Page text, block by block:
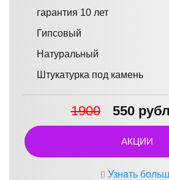
гарантия 10 лет
Гипсовый
Натуральный
Штукатурка под камень
1900 550
АКЦИИ
Узнать